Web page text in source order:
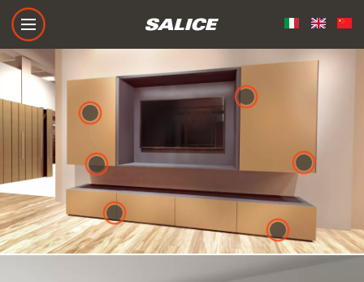
F70
Silentia+
Sviluppo tecnologico,
Pacta